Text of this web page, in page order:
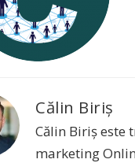
Călin Biriș
Călin Biriș
marketing